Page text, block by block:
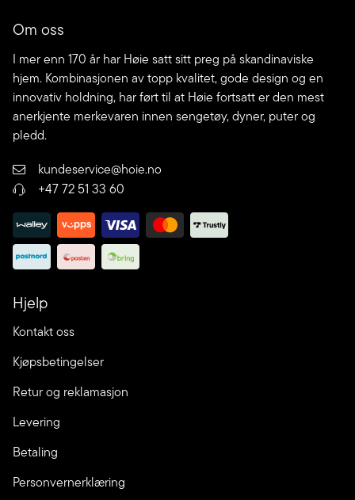
Om oss
I mer enn 170 år har Høie satt sitt preg på skandinaviske
hjem. Kombinasjonen av topp kvalitet, gode design og en
innovativ holdning, har ført til at Høie fortsatt er den mest
anerkjente merkevaren innen sengetøy, dyner, puter og
pledd.
kundeservice@hoie.no
+47 72 51 33 60
Hjelp
Kontakt oss
Kjøpsbetingelser
Retur og reklamasjon
Levering
Betaling
Personvernerklæring